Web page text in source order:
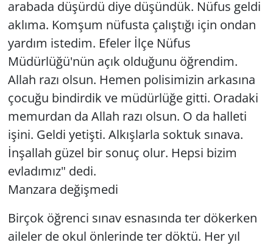
arabada düşürdü diye düşündük. Nüfus geldi
aklıma. Komşum nüfusta çalıştığı için ondan
yardım istedim. Efeler İlçe Nüfus
Müdürlüğü'nün açık olduğunu öğrendim.
Allah razı olsun. Hemen polisimizin arkasına
çocuğu bindirdik ve müdürlüğe gitti. Oradaki
memurdan da Allah razı olsun. O da halleti
işini. Geldi yetişti. Alkışlarla soktuk sınava.
İnşallah güzel bir sonuç olur. Hepsi bizim
evladımız" dedi.
Manzara değişmedi
Birçok öğrenci sınav esnasında ter dökerken
aileler de okul önlerinde ter döktü. Her yıl